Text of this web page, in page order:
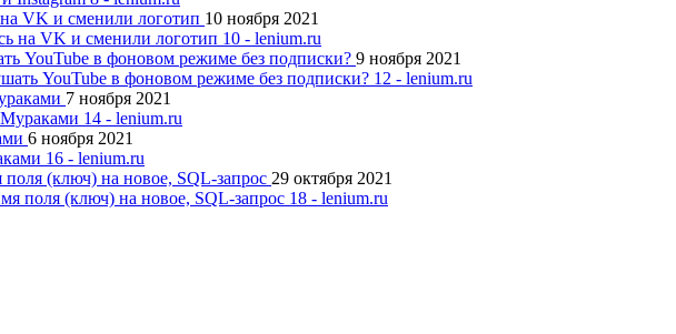
VK и сменили логотип 10 ноября 2021
YouTube в фоновом режиме без подписки? 9 ноября 2021
7 ноября 2021
6 ноября 2021
(ключ) на новое, SQL-запрос 29 октября 2021